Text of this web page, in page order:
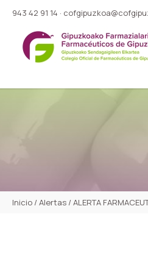
943 42 91 14 ·
Inicio / Alertas / ALERTA